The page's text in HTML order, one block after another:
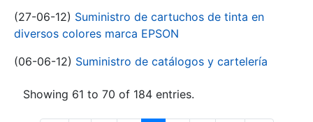
(27-06-12) Suministro de cartuchos de tinta en
diversos colores marca EPSON
(06-06-12) Suministro de catálogos y cartelería
Showing 61 to 70 of 184 entries.